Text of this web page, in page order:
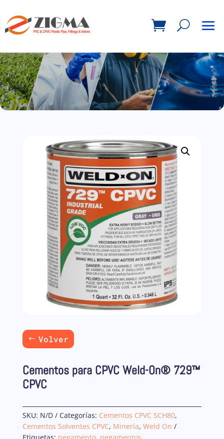
Volver
Cementos para CPVC Weld-On® 729™
CPVC
SKU: N/D Categorías: Cementos CPVC SCH80,
Cementos Solventes CPVC, Minería, Weld On